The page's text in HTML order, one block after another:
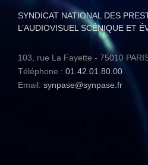
SYNDICAT NATIONAL DES
L’AUDIOVISUEL SCÉNIQUE ET
103, rue La Fayette - 75010
Téléphone : 01.42.01.80.00
Email: synpase@synpase.fr